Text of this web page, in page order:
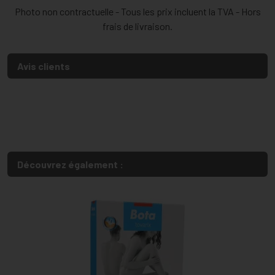
Photo non contractuelle - Tous les prix incluent la TVA - Hors
frais de livraison.
Avis clients
Découvrez également :